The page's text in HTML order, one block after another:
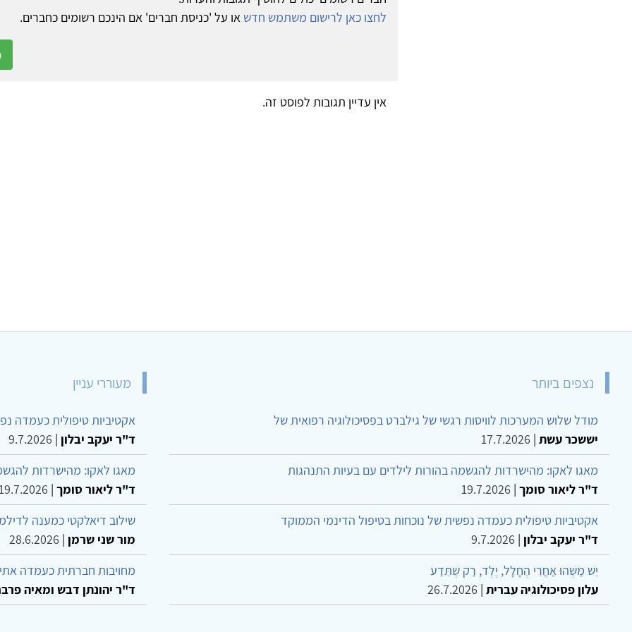
לחצו כאן לרישום משתמש חדש או על 'כניסת חברים' אם הינכם רשומים כחברים.
אין עדיין תגובות לפוסט זה.
נצפים ביותר
מודל שלוש המערכות לוויסות רגשי של גילברט בפסיכולוגיה רפואית של
יששכר עשת |
17.7.2026
מאגו לאקו: מהישרדות להגשמה בהורות לילדים עם בעיות התנהגות
ד"ר ליאור סומך |
19.7.2026
אקטיביות טיפולית כעמדה נפשית של נוכחות בטיפול הדינמי הממוקד
ד"ר יעקב יבלון |
9.7.2026
יֵשׁ מַשֶּׁהוּ אַחֲרֵי הֶחָלָל, יֶלֶד, רַק שֶׁתֵּדַע
עלון פסיכולוגיה עברית |
26.7.2026
מעוררי עניין
אקטיביות טיפולית כעמדה
ד"ר יעקב יבלון |
9.7.2026
מאגו לאקו: מהישרדות
ד"ר ליאור סומך |
שילוב דיאלקטי כמענה
מור שני שרמן |
28.6.2026
מחויבות חברתית כעמדה
ד"ר יהונתן דבש ומאיה